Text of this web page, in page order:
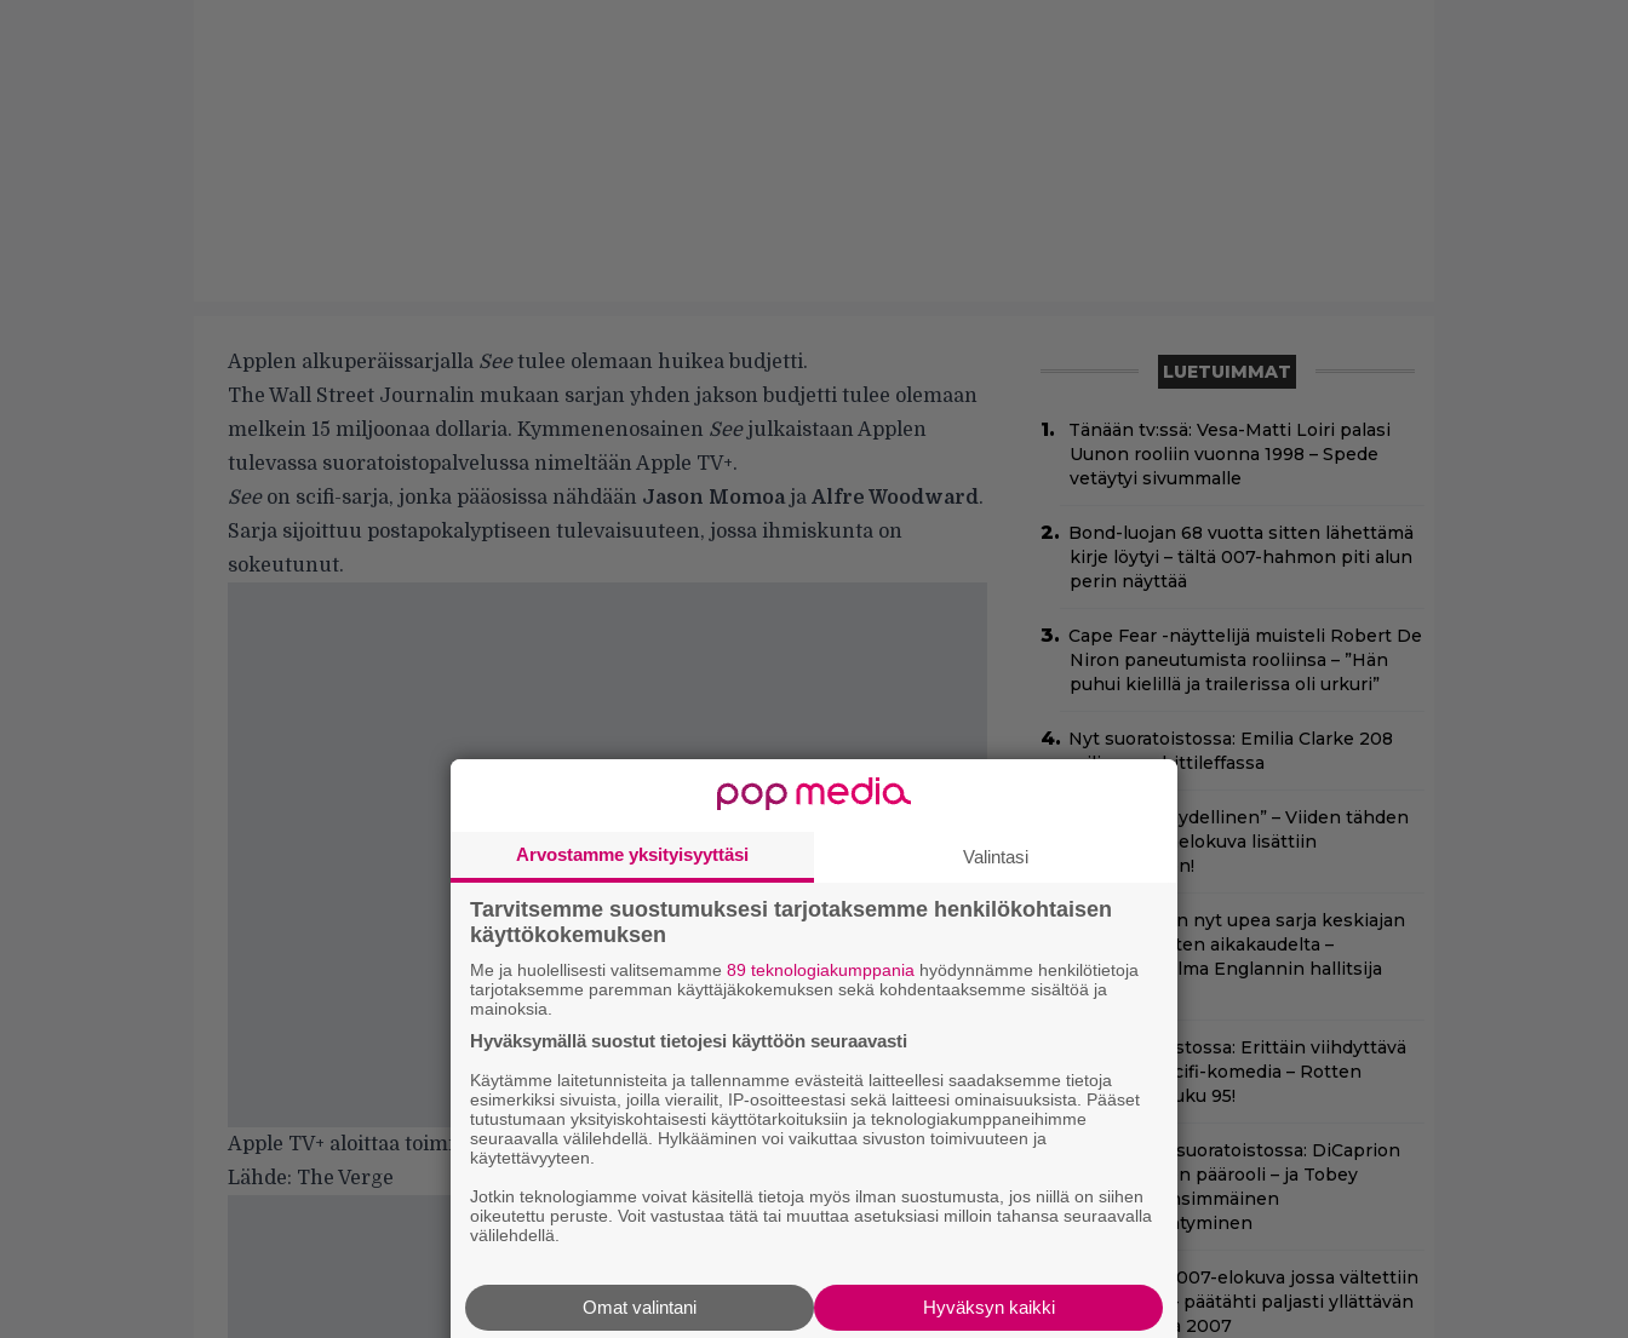
Applen alkuperäissarjalla Seetulee olemaan huikea budjetti.
The Wall Street Journalin mukaan sarjan yhden jakson budjetti tulee olemaan
melkein 15 miljoonaa dollaria. Kymmenenosainen Seejulkaistaan Applen
tulevassa suoratoistopalvelussa nimeltään Apple TV+.
Seeon scifi-sarja, jonka pääosissa nähdään Jason Momoaja Alfre Woodward.
Sarja sijoittuu postapokalyptiseen tulevaisuuteen, jossa ihmiskunta on
sokeutunut.
Apple TV+ aloittaa toimintansa syksyllä.
Lähde: The Verge
LUETUIMMAT
Tänään tv:ssä: Vesa-Matti Loiri palasi
Uunon rooliin vuonna 1998 – Spede
vetäytyi sivummalle
Bond-luojan 68 vuotta sitten lähettämä
kirje löytyi – tältä 007-hahmon piti alun
perin näyttää
Cape Fear -näyttelijä muisteli Robert De
Niron paneutumista rooliinsa – ”Hän
puhui kielillä ja trailerissa oli urkuri”
Nyt suoratoistossa: Emilia Clarke 208
miljoonan hittileffassa
”Lajissaan täydellinen” – Viiden tähden
scifitoimintaelokuva lisättiin
suoratoistoon!
Netflixissä on nyt upea sarja keskiajan
kuninkaallisten aikakaudelta –
keskiössä julma Englannin hallitsija
Henrik VIII
Nyt suoratoistossa: Erittäin viihdyttävä
ja kehuttu scifi-komedia – Rotten
Tomatoes -luku 95!
Huippuleffa suoratoistossa: DiCaprion
ensimmäinen päärooli – ja Tobey
Maguiren ensimmäinen
elokuvaesiintyminen
Illalla tv:ssä: 007-elokuva jossa vältettiin
petipuuhia – päätähti paljasti yllättävän
syyn vuonna 2007
Arvostamme yksityisyyttäsi Valintasi
Tarvitsemme suostumuksesi tarjotaksemme henkilökohtaisen
käyttökokemuksen
Me ja huolellisesti valitsemamme 89 teknologiakumppania hyödynnämme henkilötietoja
tarjotaksemme paremman käyttäjäkokemuksen sekä kohdentaaksemme sisältöä ja
mainoksia.
Hyväksymällä suostut tietojesi käyttöön seuraavasti
Käytämme laitetunnisteita ja tallennamme evästeitä laitteellesi saadaksemme tietoja
esimerkiksi sivuista, joilla vierailit, IP-osoitteestasi sekä laitteesi ominaisuuksista. Pääset
tutustumaan yksityiskohtaisesti käyttötarkoituksiin ja teknologiakumppaneihimme
seuraavalla välilehdellä. Hylkääminen voi vaikuttaa sivuston toimivuuteen ja
käytettävyyteen.
Jotkin teknologiamme voivat käsitellä tietoja myös ilman suostumusta, jos niillä on siihen
oikeutettu peruste. Voit vastustaa tätä tai muuttaa asetuksiasi milloin tahansa seuraavalla
välilehdellä.
Hyväksyn kaikki
Omat valintani